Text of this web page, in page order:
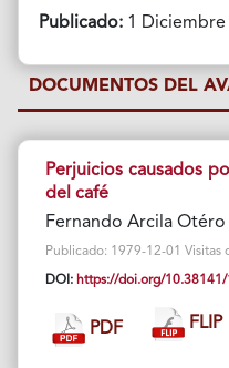
Publicado:1 Diciembre
DOCUMENTOS DEL
Perjuicios causados
del café
Fernando Arcila Otéro
Publicado: 1979-12-01 Visitas
DOI: https://doi.org/
PDF FLIP